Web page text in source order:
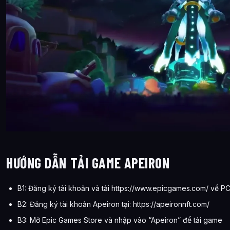
HƯỚNG DẪN TẢI GAME APEIRON
B1: Đăng ký tài khoản và tải https://www.epicgames.com/ về PC
B2: Đăng ký tài khoản Apeiron tại: https://apeironnft.com/
B3: Mở Epic Games Store và nhập vào “Apeiron” để tải game